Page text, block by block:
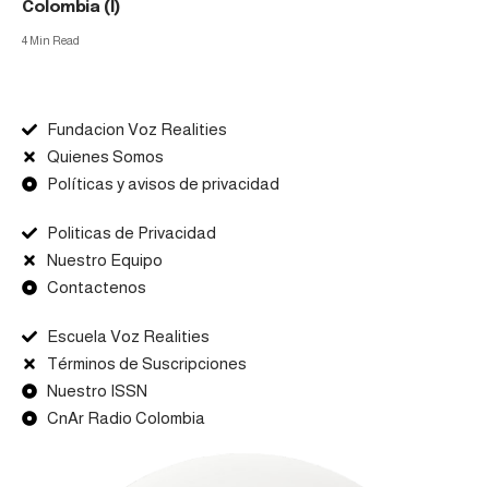
Colombia (I)
4 Min Read
Fundacion Voz Realities
Quienes Somos
Políticas y avisos de privacidad
Politicas de Privacidad
Nuestro Equipo
Contactenos
Escuela Voz Realities
Términos de Suscripciones
Nuestro ISSN
CnAr Radio Colombia